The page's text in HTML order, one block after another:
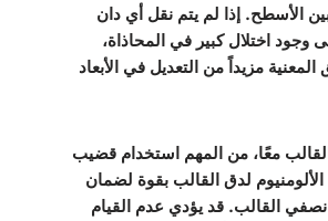
الأسطح. إذا لم يتم نقل أي دان
وجود اختلال كبير في المحاذاة،
مزيداً من التعديل في الأبعاد
معًا، من المهم استخدام قضيب
لدق القالب بقوة لضمان
نصفي القالب. قد يؤدي عدم القيام